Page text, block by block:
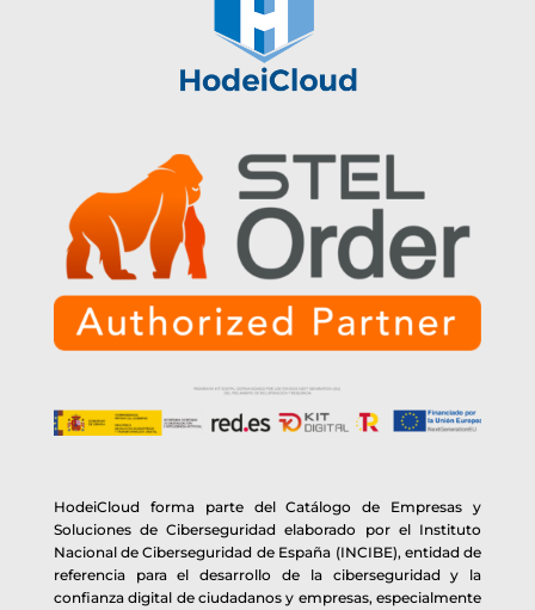
HodeiCloud forma parte del Catálogo de Empresas y
Soluciones de Ciberseguridad elaborado por el Instituto
Nacional de Ciberseguridad de España (INCIBE), entidad de
referencia para el desarrollo de la ciberseguridad y la
confianza digital de ciudadanos y empresas, especialmente